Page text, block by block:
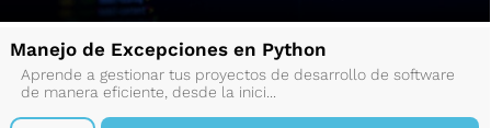
Manejo de Excepciones en Python
Aprende a gestionar tus proyectos de desarrollo de software
de manera eficiente, desde la inici...